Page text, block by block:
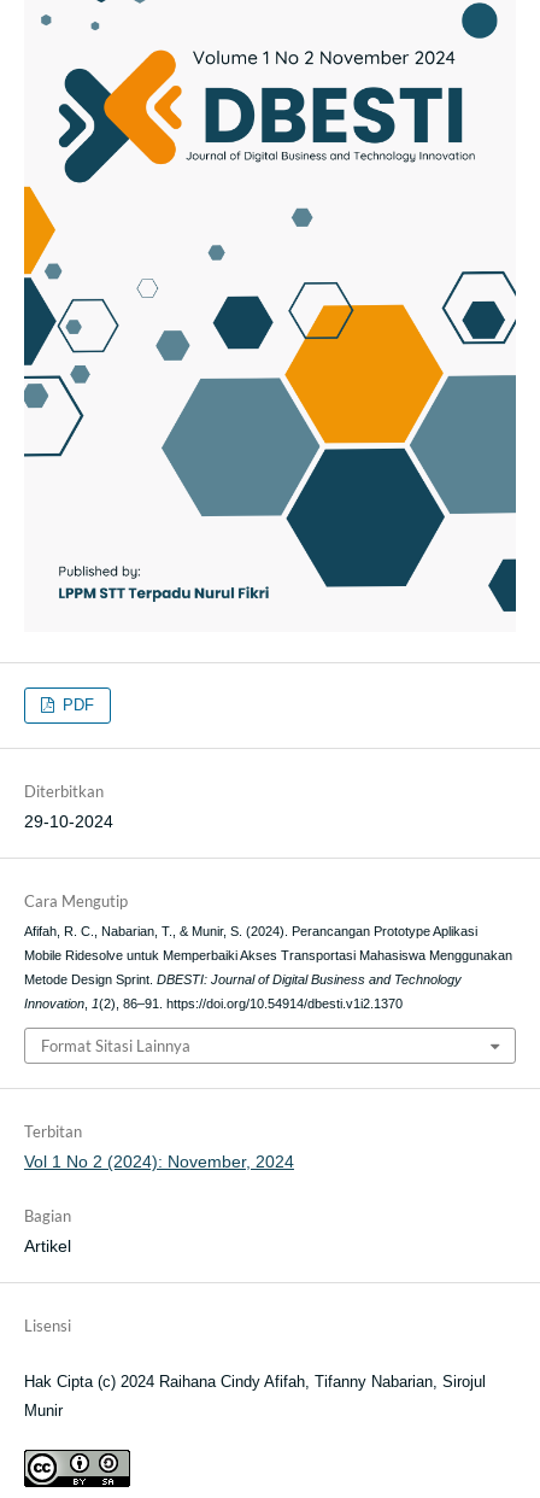
PDF
Diterbitkan
29-10-2024
Cara Mengutip
Afifah, R. C., Nabarian, T., & Munir, S. (2024). Perancangan Prototype Aplikasi
Mobile Ridesolve untuk Memperbaiki Akses Transportasi Mahasiswa Menggunakan
Metode Design Sprint. DBESTI: Journal of Digital Business and Technology
Innovation, 1(2), 86–91. https://doi.org/10.54914/dbesti.v1i2.1370
Format Sitasi Lainnya
Terbitan
Vol 1 No 2 (2024): November, 2024
Bagian
Artikel
Lisensi
Hak Cipta (c) 2024 Raihana Cindy Afifah, Tifanny Nabarian, Sirojul
Munir